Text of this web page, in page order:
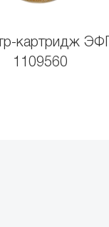
картридж ЭФП
1109560